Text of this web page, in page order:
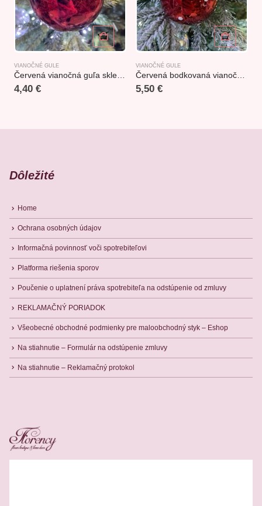
VIANOČNÉ GULE
4,40 €
VIANOČNÉ GULE
5,50 €
Dôležité
Home
Ochrana osobných údajov
Informačná povinnosť voči spotrebiteľovi
Platforma riešenia sporov
Poučenie o uplatnení práva spotrebiteľa na odstúpenie od zmluvy
REKLAMAČNÝ PORIADOK
Všeobecné obchodné podmienky pre maloobchodný styk – Eshop
Na stiahnutie – Formulár na odstúpenie zmluvy
Na stiahnutie – Reklamačný protokol